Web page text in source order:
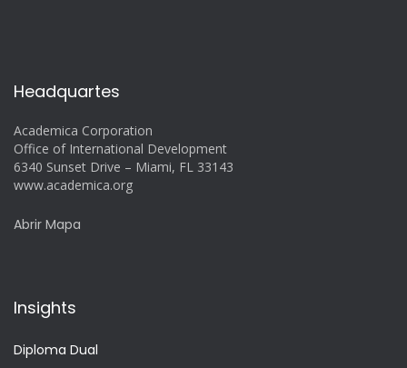
Headquartes
Academica Corporation
Office of International Development
6340 Sunset Drive – Miami, FL 33143
www.academica.org
Abrir Mapa
Insights
Diploma Dual